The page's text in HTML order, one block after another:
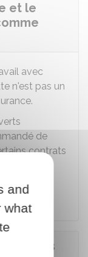
et le
avec
n'est pas un
de
contrats
en cas
and
what